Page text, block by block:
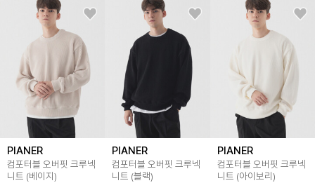
PIANER
컴포터블 오버핏 크루넥
니트 (베이지)
PIANER
컴포터블 오버핏 크루넥
니트 (블랙)
PIANER
컴포터블 오버핏 크루넥
니트 (아이보리)